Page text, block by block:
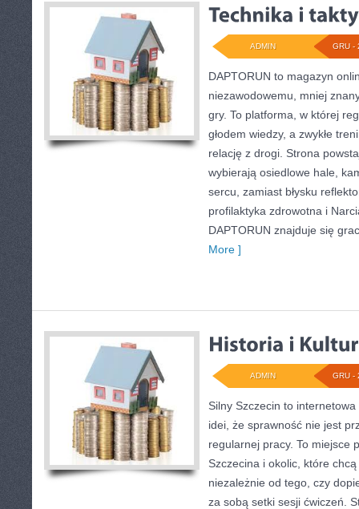
GRU -
ADMIN
DAPTORUN to magazyn
niezawodowemu, mniej
gry. To platforma, w której
głodem wiedzy, a zwykłe
relację z drogi. Strona
wybierają osiedlowe hale,
sercu, zamiast błysku
profilaktyka zdrowotna i
DAPTORUN znajduje się
More ]
GRU -
ADMIN
Silny Szczecin to
idei, że sprawność nie jest
regularnej pracy. To miejsce
Szczecina i okolic, które
niezależnie od tego, czy
za sobą setki sesji ćwiczeń.